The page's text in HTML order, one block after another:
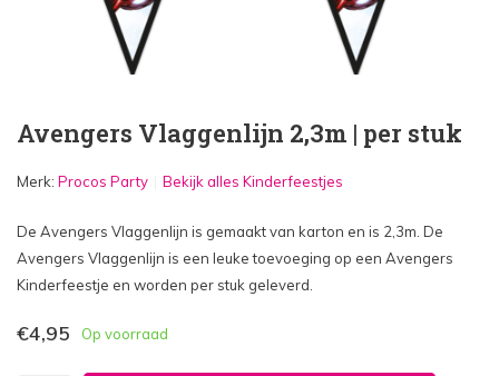
Avengers Vlaggenlijn 2,3m | per stuk
Merk: Procos Party Bekijk alles Kinderfeestjes
De Avengers Vlaggenlijn is gemaakt van karton en is 2,3m. De
Avengers Vlaggenlijn is een leuke toevoeging op een Avengers
Kinderfeestje en worden per stuk geleverd.
€4,95 Op voorraad